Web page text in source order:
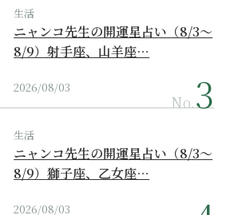
生活
ニャンコ先生の開運星占い（8/3～
8/9）射手座、山羊座…
2026/08/03
No.
生活
ニャンコ先生の開運星占い（8/3～
8/9）獅子座、乙女座…
2026/08/03